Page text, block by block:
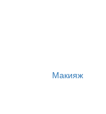
Макияж